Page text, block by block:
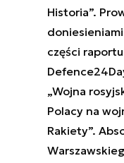
Historia”.
części
„Wojna
Polacy na
Rakiety”.